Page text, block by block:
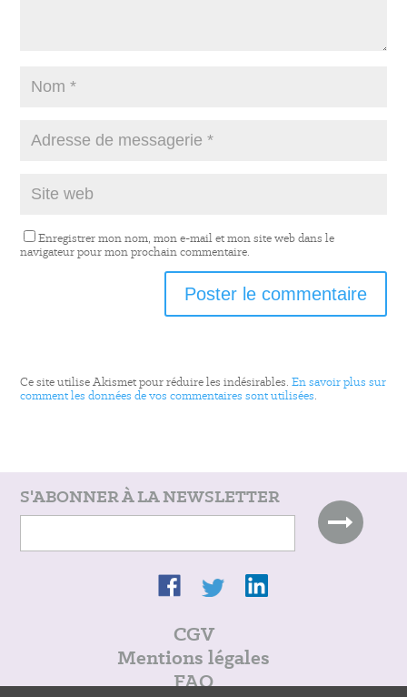
Enregistrer mon nom, mon e-mail et mon site web dans le
navigateur pour mon prochain commentaire.
Ce site utilise Akismet pour réduire les indésirables.En savoir plus sur
comment les données de vos commentaires sont utilisées.
S'ABONNER À LA NEWSLETTER
CGV
Mentions légales
FAQ